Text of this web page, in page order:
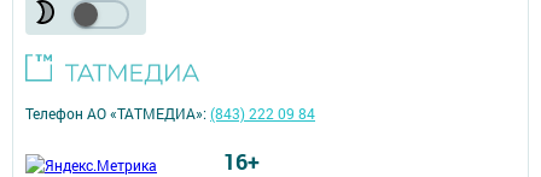
Телефон АО «ТАТМЕДИА»:(843) 222 09 84
16+